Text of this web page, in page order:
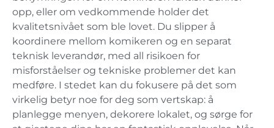
opp, eller om vedkommende holder det
kvalitetsnivået som ble lovet. Du slipper å
koordinere mellom komikeren og en separat
teknisk leverandør, med all risikoen for
misforståelser og tekniske problemer det kan
medføre. I stedet kan du fokusere på det som
virkelig betyr noe for deg som vertskap: å
planlegge menyen, dekorere lokalet, og sørge for